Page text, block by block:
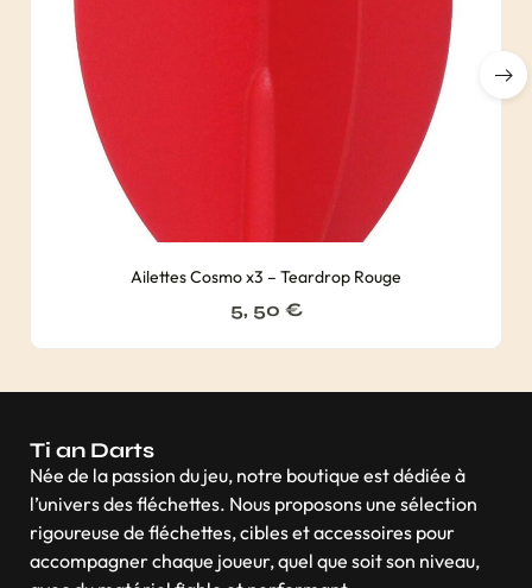
Ailettes Cosmo x3 – Teardrop Rouge
5, 50 €
Ti an Darts
Née de la passion du jeu, notre boutique est dédiée à
l’univers des fléchettes. Nous proposons une sélection
rigoureuse de fléchettes, cibles et accessoires pour
accompagner chaque joueur, quel que soit son niveau,